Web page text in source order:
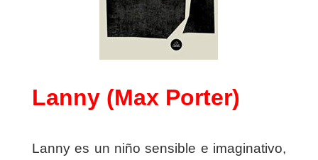
Lanny (Max Porter)
Lanny es un niño sensible e imaginativo,